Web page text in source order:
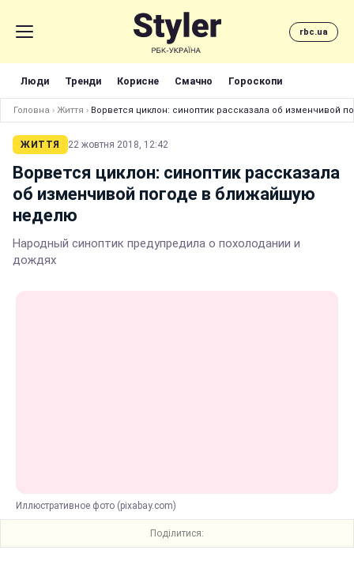
rbc.ua
Люди Тренди Корисне Смачно Гороскопи
Головна › Життя › Ворвется циклон: синоптик рассказала об изменчивой
ЖИТТЯ 22 жовтня 2018, 12:42
Ворвется циклон: синоптик рассказала
об изменчивой погоде в ближайшую
неделю
Народный синоптик предупредила о похолодании и
дождях
Иллюстративное фото (pixabay.com)
Поділитися: